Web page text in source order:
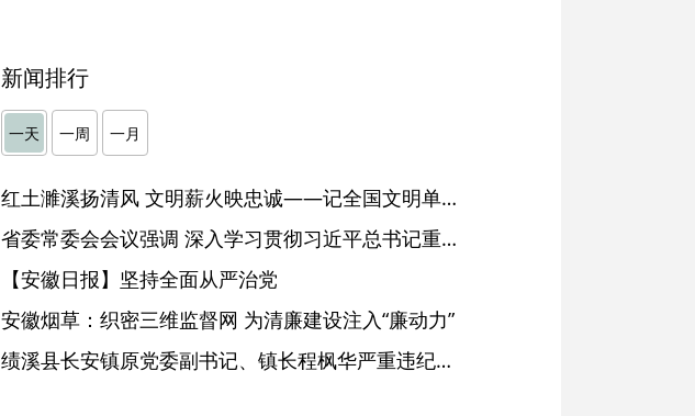
新闻排行
一天 一周 一月
红土濉溪扬清风 文明薪火映忠诚——记全国文明单位、安徽省濉溪县纪委监委
省委常委会会议强调 深入学习贯彻习近平总书记重要讲话精神 以高质量党建引领高质量发展 梁言顺主持并讲话
【安徽日报】坚持全面从严治党
安徽烟草：织密三维监督网 为清廉建设注入“廉动力”
绩溪县长安镇原党委副书记、镇长程枫华严重违纪违法被开除党籍和公职